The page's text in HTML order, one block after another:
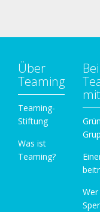
Über
Teaming
Teaming-
Stiftung
Was ist
Teaming?
Bei